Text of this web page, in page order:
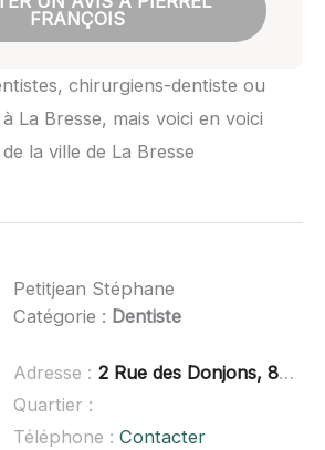
FRANÇOIS
chirurgiens-dentiste ou
La Bresse, mais voici en voici
la ville de La Bresse
Petitjean Stéphane
Catégorie : Dentiste
Adresse : 2 Rue des Donjons, 88510 Éloyes
Quartier :
Téléphone : Contacter